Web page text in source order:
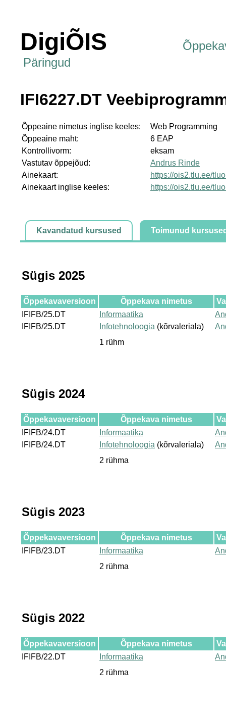
DigiÕIS
Päringud
IFI6227.DT
Õppeaine nimetus inglise keeles:
Web Programming
Õppeaine maht:
6 EAP
Kontrollivorm:
eksam
Vastutav õppejõud:
Andrus Rinde
Ainekaart:
https://ois2.tlu.ee/
Ainekaart inglise keeles:
https://ois2.tlu.ee/
Kavandatud kursused Toimunud
Sügis 2025
Õppekavaversioon Õppekava nimetus
IFIFB/25.DT
Informaatika
IFIFB/25.DT
Infotehnoloogia (kõrvaleriala)
1 rühm
Sügis 2024
Õppekavaversioon Õppekava nimetus
IFIFB/24.DT
Informaatika
IFIFB/24.DT
Infotehnoloogia (kõrvaleriala)
2 rühma
Sügis 2023
Õppekavaversioon Õppekava nimetus
IFIFB/23.DT
Informaatika
2 rühma
Sügis 2022
Õppekavaversioon Õppekava nimetus
IFIFB/22.DT
Informaatika
2 rühma